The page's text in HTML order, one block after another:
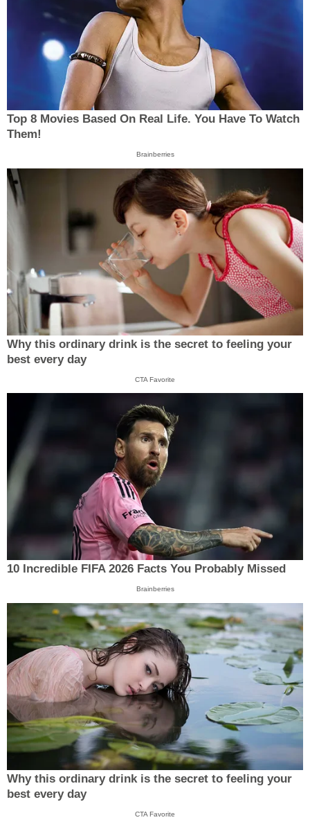
Top 8 Movies Based On Real Life. You Have To Watch
Them!
Brainberries
Why this ordinary drink is the secret to feeling your
best every day
CTA Favorite
10 Incredible FIFA 2026 Facts You Probably Missed
Brainberries
Why this ordinary drink is the secret to feeling your
best every day
CTA Favorite